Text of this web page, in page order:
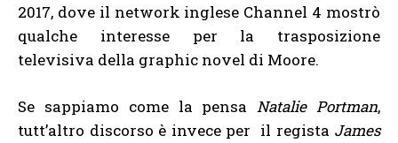
2017, dove il network inglese Channel 4 mostrò
qualche interesse per la trasposizione
televisiva della graphic novel di Moore.
Se sappiamo come la pensaNatalie Portman,
tutt’altro discorso è invece per il regista James